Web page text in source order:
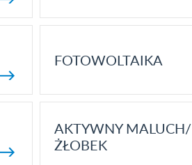
FOTOWOLTAIKA
AKTYWNY MALUCH/
ŻŁOBEK